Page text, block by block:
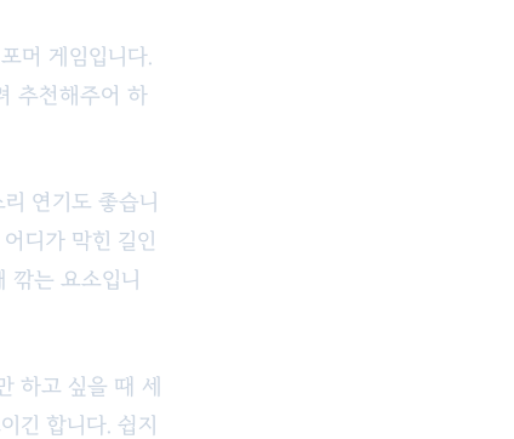
머 게임입니다.
추천해주어 하
연기도 좋습니
디가 막힌 길인
깎는 요소입니
하고 싶을 때 세
긴 합니다. 쉽지